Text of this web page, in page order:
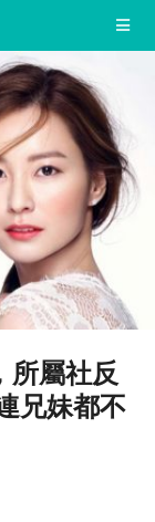
所屬社反
兄妹都不